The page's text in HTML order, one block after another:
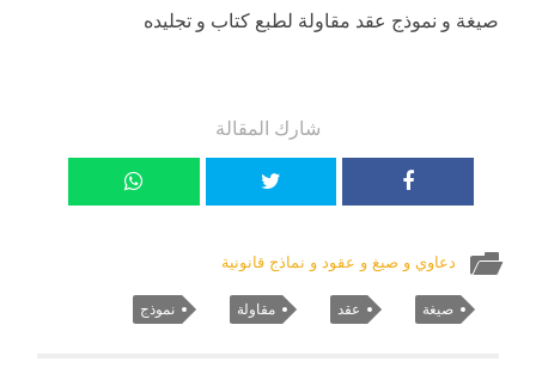
صيغة و نموذج عقد مقاولة لطبع كتاب و تجليده
شارك المقالة
دعاوي و صيغ و عقود و نماذج قانونية
صيغة عقد مقاولة نموذج